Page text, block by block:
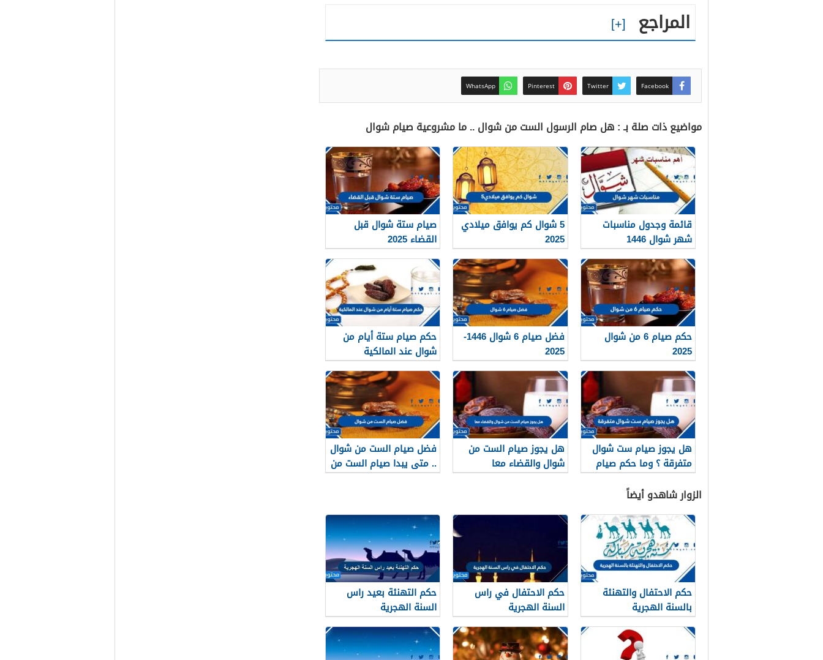
المراجع
Facebook
Twitter
Pinterest
WhatsApp
مواضيع ذات صلة بـ : هل صام الرسول الست من شوال .. ما مشروعية صيام شوال
قائمة وجدول مناسبات
شهر شوال 1446
5 شوال كم يوافق ميلادي
2025
صيام ستة شوال قبل
القضاء 2025
حكم صيام 6 من شوال
2025
فضل صيام 6 شوال 1446-
2025
حكم صيام ستة أيام من
شوال عند المالكية
هل يجوز صيام ست شوال
متفرقة ؟ وما حكم صيام
ستة من شوال
هل يجوز صيام الست من
شوال والقضاء معا
فضل صيام الست من شوال
.. متى يبدا صيام الست من
شوال
الزوار شاهدو أيضاً
حكم الاحتفال والتهنئة
بالسنة الهجرية
حكم الاحتفال في راس
السنة الهجرية
حكم التهنئة بعيد راس
السنة الهجرية